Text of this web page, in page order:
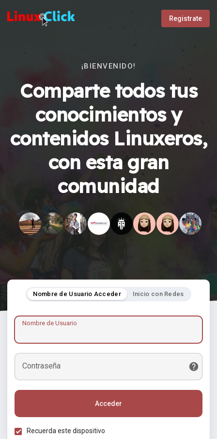
Registrate
¡BIENVENIDO!
Comparte todos tus
conocimientos y
contenidos Linuxeros,
con esta gran
comunidad
Nombre de Usuario Acceder Inicio con Redes
Nombre de Usuario
Contraseña
Acceder
Recuerda este dispositivo